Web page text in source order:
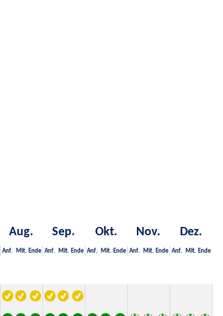
Aug. Sep. Okt. Nov. Dez.
Anf. Mit. Ende Anf. Mit. Ende Anf. Mit. Ende Anf. Mit. Ende Anf. Mit. Ende